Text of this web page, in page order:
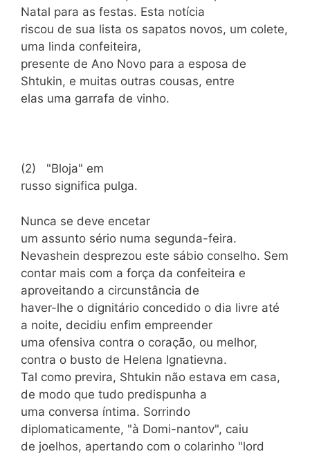
Natal para as festas. Esta notícia
riscou de sua lista os sapatos novos, um colete,
uma linda confeiteira,
presente de Ano Novo para a esposa de
Shtukin, e muitas outras cousas, entre
elas uma garrafa de vinho.
(2) "Bloja" em
russo significa pulga.
Nunca se deve encetar
um assunto sério numa segunda-feira.
Nevashein desprezou este sábio conselho. Sem
contar mais com a força da confeiteira e
aproveitando a circunstância de
haver-lhe o dignitário concedido o dia livre até
a noite, decidiu enfim empreender
uma ofensiva contra o coração, ou melhor,
contra o busto de Helena Ignatievna.
Tal como previra, Shtukin não estava em casa,
de modo que tudo predispunha a
uma conversa íntima. Sorrindo
diplomaticamente, "à Domi-nantov", caiu
de joelhos, apertando com o colarinho "lord